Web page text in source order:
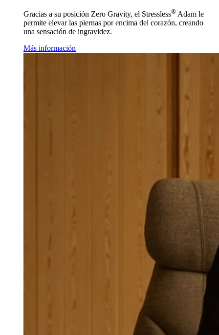
Gracias a su posición Zero Gravity, el Stressless® Adam le
permite elevar las piernas por encima del corazón, creando
una sensación de ingravidez.
Más información